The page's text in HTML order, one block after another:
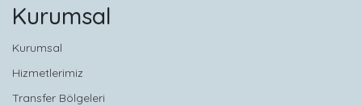
Kurumsal
Kurumsal
Hizmetlerimiz
Transfer Bölgeleri